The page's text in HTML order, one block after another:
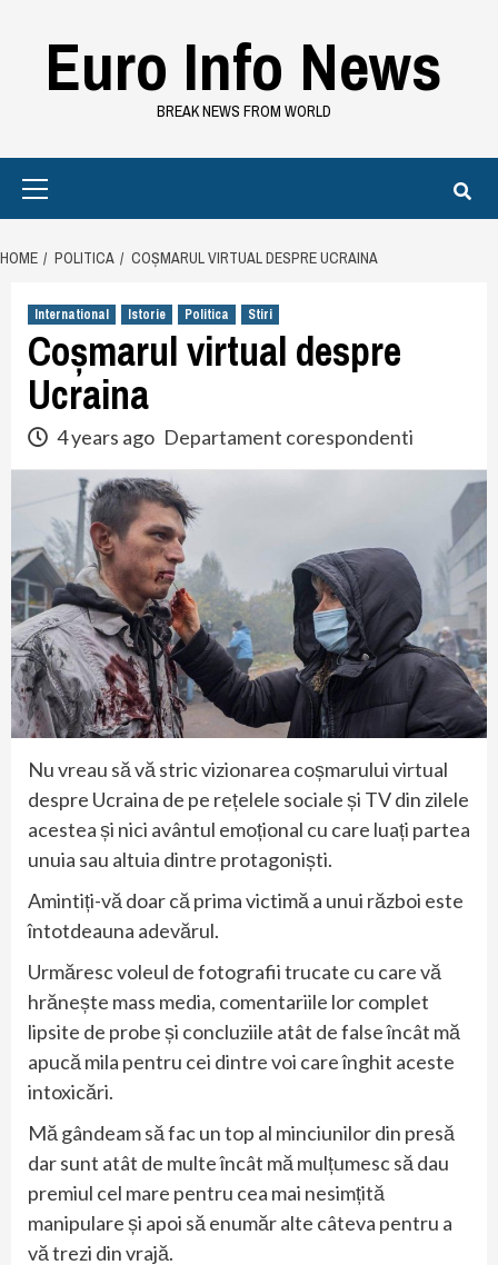
contentEuro Info News
BREAK NEWS FROM WORLD
HOME POLITICA COȘMARUL VIRTUAL DESPRE UCRAINA
International Istorie Politica Stiri
Coșmarul virtual despre
Ucraina
4 years ago Departament corespondenti
Nu vreau să vă stric vizionarea coșmarului virtual
despre Ucraina de pe rețelele sociale și TV din zilele
acestea și nici avântul emoțional cu care luați partea
unuia sau altuia dintre protagoniști.
Amintiți-vă doar că prima victimă a unui război este
întotdeauna adevărul.
Urmăresc voleul de fotografii trucate cu care vă
hrănește mass media, comentariile lor complet
lipsite de probe și concluziile atât de false încât mă
apucă mila pentru cei dintre voi care înghit aceste
intoxicări.
Mă gândeam să fac un top al minciunilor din presă
dar sunt atât de multe încât mă mulțumesc să dau
premiul cel mare pentru cea mai nesimțită
manipulare și apoi să enumăr alte câteva pentru a
vă trezi din vrajă.